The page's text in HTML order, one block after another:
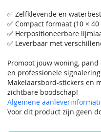
✅ Zelfklevende en
✅ Compact formaat (10 × 40
✅ Herpositioneerbare
✅ Leverbaar met
Promoot jouw woning,
en professionele
Makelaarsbord-stickers en
zichtbare boodschap!
Algemene
Voor dit product zijn geen